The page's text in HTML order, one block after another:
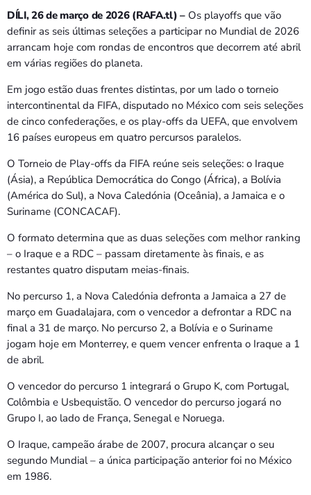
7:00 AM - 9:00 AM
Bom dia RAFA
DÍLI, 26 de março de 2026 (RAFA.tl) – Os playoffs que vão
definir as seis últimas seleções a participar no Mundial de 2026
arrancam hoje com rondas de encontros que decorrem até abril
em várias regiões do planeta.
Em jogo estão duas frentes distintas, por um lado o torneio
intercontinental da FIFA, disputado no México com seis seleções
de cinco confederações, e os play-offs da UEFA, que envolvem
16 países europeus em quatro percursos paralelos.
O Torneio de Play-offs da FIFA reúne seis seleções: o Iraque
(Ásia), a República Democrática do Congo (África), a Bolívia
(América do Sul), a Nova Caledónia (Oceânia), a Jamaica e o
Suriname (CONCACAF).
O formato determina que as duas seleções com melhor ranking
– o Iraque e a RDC – passam diretamente às finais, e as
restantes quatro disputam meias-finais.
No percurso 1, a Nova Caledónia defronta a Jamaica a 27 de
março em Guadalajara, com o vencedor a defrontar a RDC na
final a 31 de março. No percurso 2, a Bolívia e o Suriname
jogam hoje em Monterrey, e quem vencer enfrenta o Iraque a 1
de abril.
O vencedor do percurso 1 integrará o Grupo K, com Portugal,
Colômbia e Usbequistão. O vencedor do percurso jogará no
Grupo I, ao lado de França, Senegal e Noruega.
O Iraque, campeão árabe de 2007, procura alcançar o seu
segundo Mundial – a única participação anterior foi no México
em 1986.